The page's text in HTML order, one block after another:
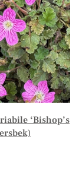
‘Bishop’s